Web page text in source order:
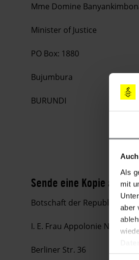
Als
mit
aber
Mme Domine
Minister of Justice
PO Box: 1880
Bujumbura
BURUNDI
Sende eine Kopie an
Botschaft der Republik
I. E. Frau Appolonie Nibona
Berliner Str. 36